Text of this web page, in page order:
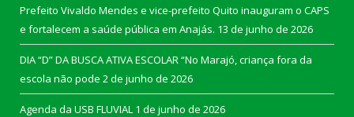
Prefeito Vivaldo Mendes e vice-prefeito Quito inauguram o CAPS
e fortalecem a saúde pública em Anajás. 13 de junho de 2026
DIA “D” DA BUSCA ATIVA ESCOLAR “No Marajó, criança fora da
escola não pode 2 de junho de 2026
Agenda da USB FLUVIAL 1 de junho de 2026